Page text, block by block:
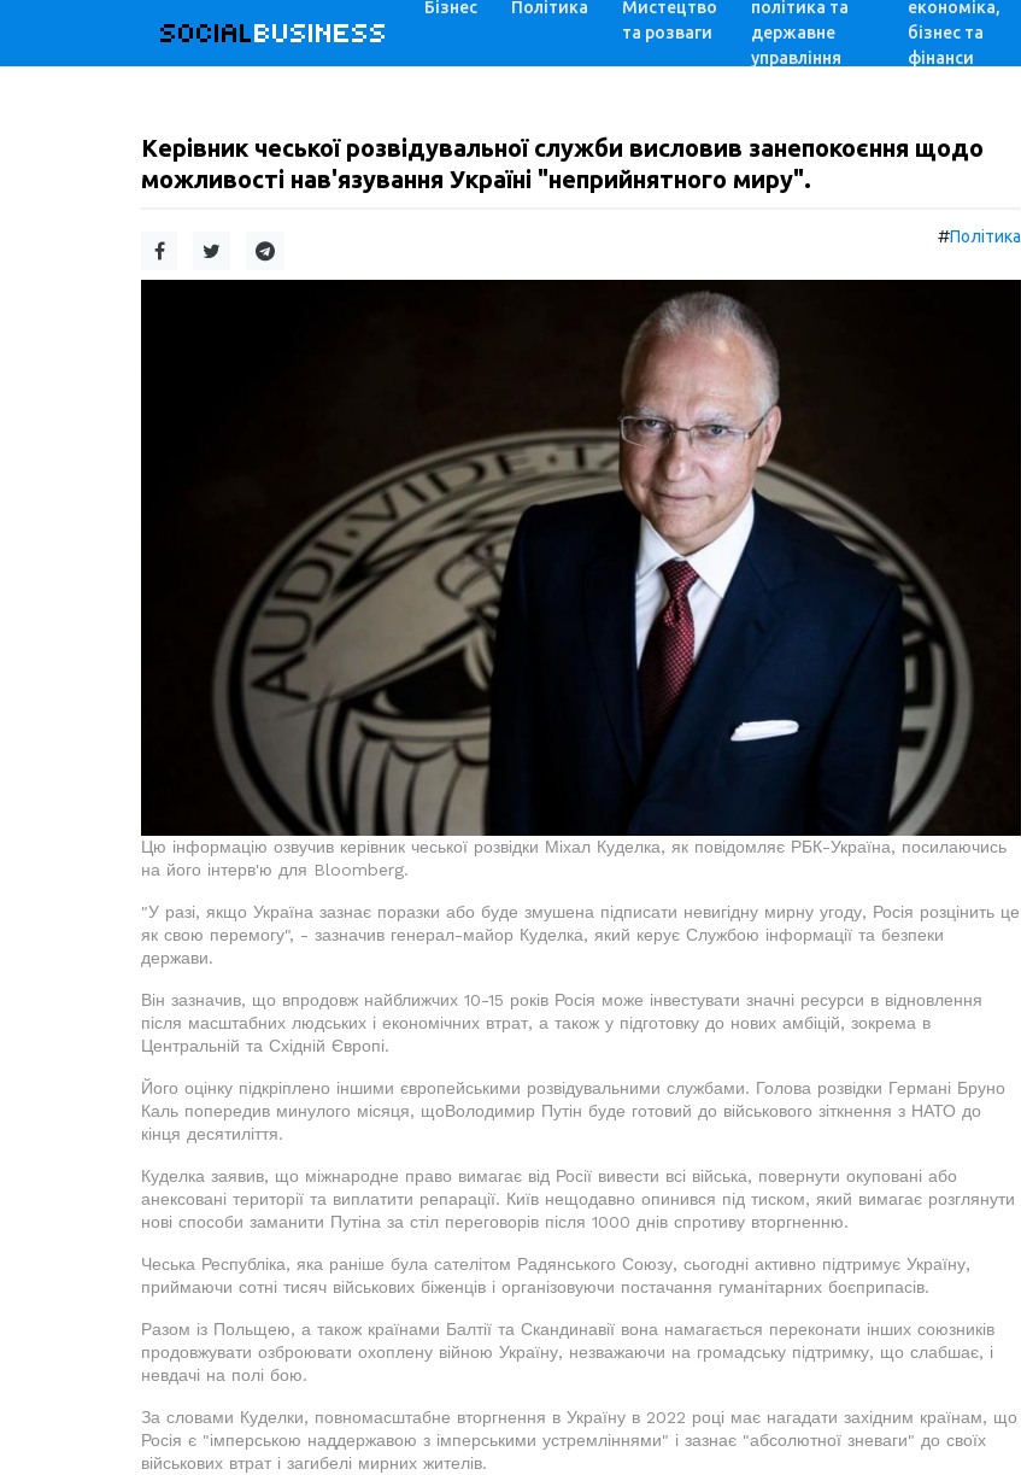
SOCIALBUSINESS
Бізнес Політика
Мистецтво
та розваги
політика та
державне
управління
економіка,
бізнес та
фінанси
Керівник чеської розвідувальної служби висловив занепокоєння щодо
можливості нав'язування Україні "неприйнятного миру".
#Політика
Цю інформацію озвучив керівник чеської розвідки Міхал Куделка, як повідомляє РБК-Україна, посилаючись
на його інтерв'ю для Bloomberg.
"У разі, якщо Україна зазнає поразки або буде змушена підписати невигідну мирну угоду, Росія розцінить це
як свою перемогу", - зазначив генерал-майор Куделка, який керує Службою інформації та безпеки
держави.
Він зазначив, що впродовж найближчих 10-15 років Росія може інвестувати значні ресурси в відновлення
після масштабних людських і економічних втрат, а також у підготовку до нових амбіцій, зокрема в
Центральній та Східній Європі.
Його оцінку підкріплено іншими європейськими розвідувальними службами. Голова розвідки Германі Бруно
Каль попередив минулого місяця, щоВолодимир Путін буде готовий до військового зіткнення з НАТО до
кінця десятиліття.
Куделка заявив, що міжнародне право вимагає від Росії вивести всі війська, повернути окуповані або
анексовані території та виплатити репарації. Київ нещодавно опинився під тиском, який вимагає розглянути
нові способи заманити Путіна за стіл переговорів після 1000 днів спротиву вторгненню.
Чеська Республіка, яка раніше була сателітом Радянського Союзу, сьогодні активно підтримує Україну,
приймаючи сотні тисяч військових біженців і організовуючи постачання гуманітарних боєприпасів.
Разом із Польщею, а також країнами Балтії та Скандинавії вона намагається переконати інших союзників
продовжувати озброювати охоплену війною Україну, незважаючи на громадську підтримку, що слабшає, і
невдачі на полі бою.
За словами Куделки, повномасштабне вторгнення в Україну в 2022 році має нагадати західним країнам, що
Росія є "імперською наддержавою з імперськими устремліннями" і зазнає "абсолютної зневаги" до своїх
військових втрат і загибелі мирних жителів.